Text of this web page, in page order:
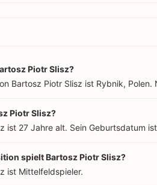
Piotr Slisz?
Bartosz Piotr Slisz ist Rybnik, Polen.
Piotr Slisz?
ist 27 Jahre alt. Sein Geburtsdatum
spielt Bartosz Piotr Slisz?
ist Mittelfeldspieler.